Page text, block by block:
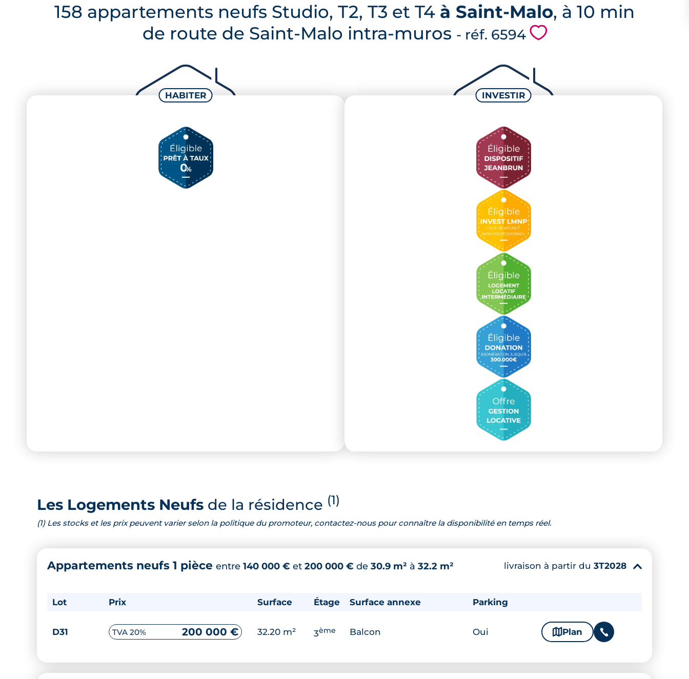
158 appartements neufs Studio, T2, T3 et T4 à Saint-Malo, à 10 min
de route de Saint-Malo intra-muros - réf. 6594 💗
Les Logements Neufs de la résidence (1)
(1) Les stocks et les prix peuvent varier selon la politique du promoteur, contactez-nous pour connaître la disponibilité en temps réel.
Appartements neufs 1 pièce entre 140 000 € et 200 000 € de 30.9 m² à 32.2 m² livraison à partir du 3T2028 ▾
Lot Prix Surface Étage Surface annexe Parking
D31 TVA 20% 200 000 € 32.20 m² 3ème Balcon Oui 🗞 Plan 📞